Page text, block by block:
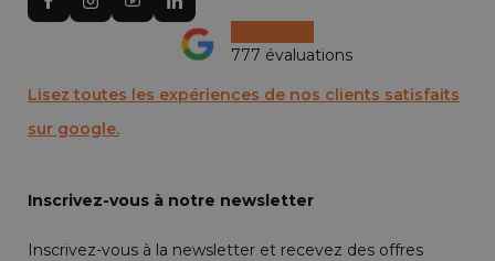
777 évaluations
Lisez toutes les expériences de nos clients satisfaits
sur google.
Inscrivez-vous à notre newsletter
Inscrivez-vous à la newsletter et recevez des offres